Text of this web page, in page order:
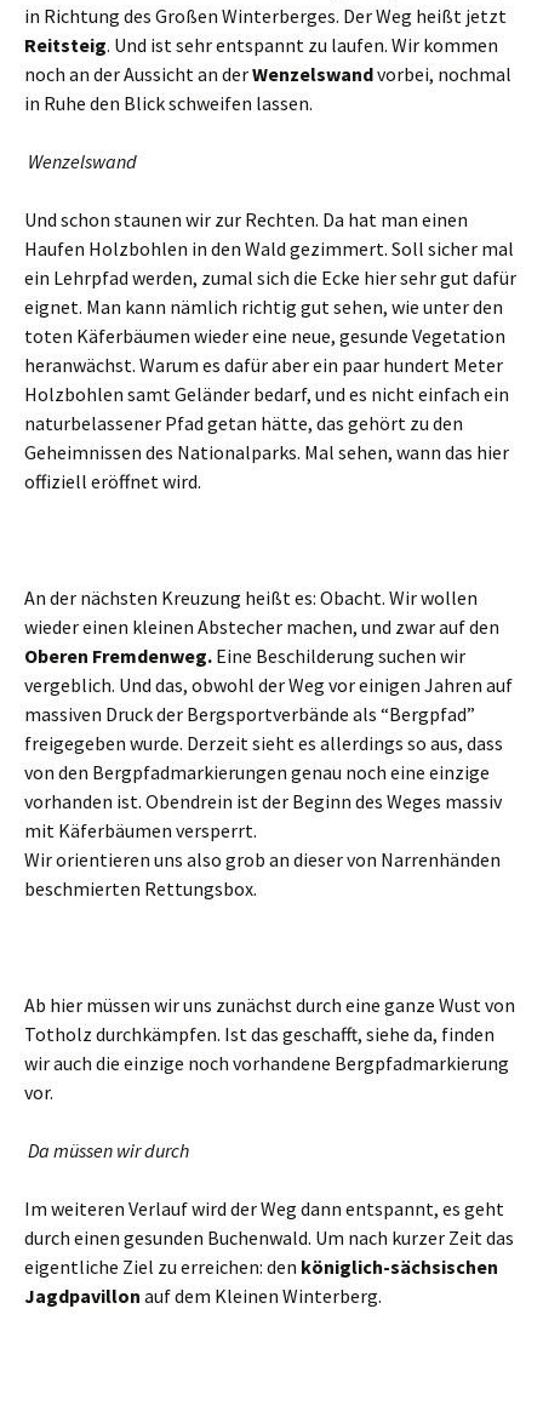
in Richtung des Großen Winterberges. Der Weg heißt jetzt
Reitsteig. Und ist sehr entspannt zu laufen. Wir kommen
noch an der Aussicht an derWenzelswandvorbei, nochmal
in Ruhe den Blick schweifen lassen.
Wenzelswand
Und schon staunen wir zur Rechten. Da hat man einen
Haufen Holzbohlen in den Wald gezimmert. Soll sicher mal
ein Lehrpfad werden, zumal sich die Ecke hier sehr gut dafür
eignet. Man kann nämlich richtig gut sehen, wie unter den
toten Käferbäumen wieder eine neue, gesunde Vegetation
heranwächst. Warum es dafür aber ein paar hundert Meter
Holzbohlen samt Geländer bedarf, und es nicht einfach ein
naturbelassener Pfad getan hätte, das gehört zu den
Geheimnissen des Nationalparks. Mal sehen, wann das hier
offiziell eröffnet wird.
An der nächsten Kreuzung heißt es: Obacht. Wir wollen
wieder einen kleinen Abstecher machen, und zwar auf den
Oberen Fremdenweg. Eine Beschilderung suchen wir
vergeblich. Und das, obwohl der Weg vor einigen Jahren auf
massiven Druck der Bergsportverbände als “Bergpfad”
freigegeben wurde. Derzeit sieht es allerdings so aus, dass
von den Bergpfadmarkierungen genau noch eine einzige
vorhanden ist. Obendrein ist der Beginn des Weges massiv
mit Käferbäumen versperrt.
Wir orientieren uns also grob an dieser von Narrenhänden
beschmierten Rettungsbox.
Ab hier müssen wir uns zunächst durch eine ganze Wust von
Totholz durchkämpfen. Ist das geschafft, siehe da, finden
wir auch die einzige noch vorhandene Bergpfadmarkierung
vor.
Da müssen wir durch
Im weiteren Verlauf wird der Weg dann entspannt, es geht
durch einen gesunden Buchenwald. Um nach kurzer Zeit das
eigentliche Ziel zu erreichen: den königlich-sächsischen
Jagdpavillon auf dem Kleinen Winterberg.